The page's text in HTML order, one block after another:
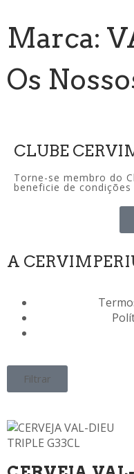
Marca:
Os
CLUBE
Torne-se membro do
beneficie de
A
Filtrar